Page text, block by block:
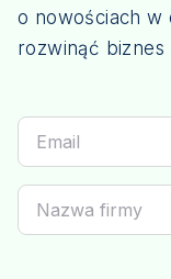
o nowościach w
rozwinąć biznes